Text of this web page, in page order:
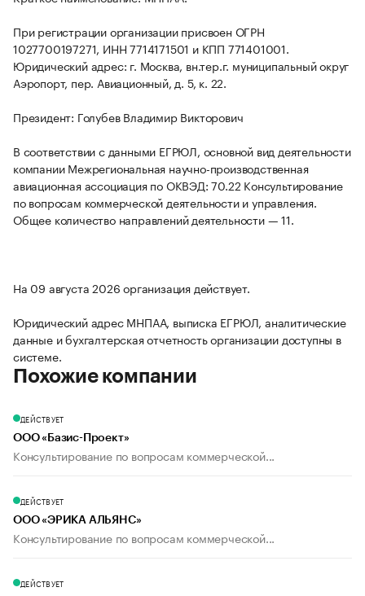
При регистрации организации присвоен ОГРН
1027700197271, ИНН 7714171501 и КПП 771401001.
Юридический адрес: г. Москва, вн.тер.г. муниципальный округ
Аэропорт, пер. Авиационный, д. 5, к. 22.
Президент: Голубев Владимир Викторович
В соответствии с данными ЕГРЮЛ, основной вид деятельности
компании Межрегиональная научно-производственная
авиационная ассоциация по ОКВЭД: 70.22 Консультирование
по вопросам коммерческой деятельности и управления.
Общее количество направлений деятельности — 11.
На 09 августа 2026 организация действует.
Юридический адрес МНПАА, выписка ЕГРЮЛ, аналитические
данные и бухгалтерская отчетность организации доступны в
системе.
Похожие компании
ДЕЙСТВУЕТ
ООО «Базис-Проект»
Консультирование по вопросам коммерческой...
ДЕЙСТВУЕТ
ООО «ЭРИКА АЛЬЯНС»
Консультирование по вопросам коммерческой...
ДЕЙСТВУЕТ